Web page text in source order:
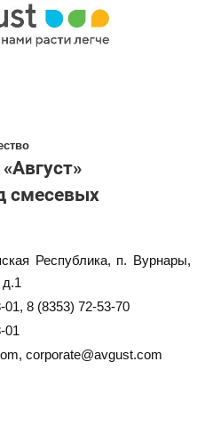
смесевых
Республика, п. Вурнары,
01, 8 (8353) 72-53-70
01
corporate@avgust.com